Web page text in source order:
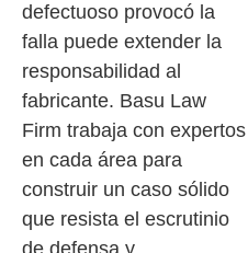
defectuoso provocó la
falla puede extender la
responsabilidad al
fabricante. Basu Law
Firm trabaja con expertos
en cada área para
construir un caso sólido
que resista el escrutinio